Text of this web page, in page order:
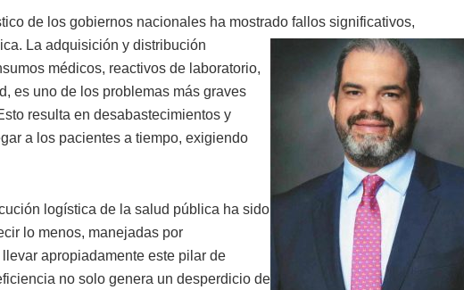
de los gobiernos nacionales ha mostrado fallos significativos,
La adquisición y distribución
médicos, reactivos de laboratorio,
es uno de los problemas más graves
resulta en desabastecimientos y
a los pacientes a tiempo, exigiendo
logística de la salud pública ha sido
lo menos, manejadas por
apropiadamente este pilar de
no solo genera un desperdicio de